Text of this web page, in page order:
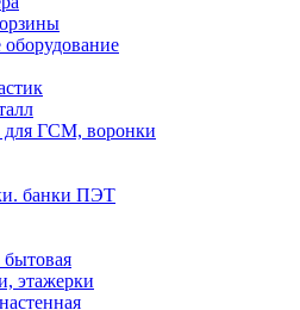
для ГСМ, воронки
банки ПЭТ
этажерки